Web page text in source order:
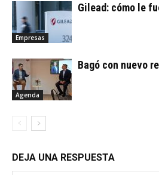
Empresas
Gilead: cómo le
Agenda
Bagó con nuevo
DEJA UNA RESPUESTA